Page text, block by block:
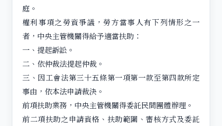
庭。
權利事項之勞資爭議，勞方當事人有下列情形之一
者，中央主管機關得給予適當扶助：
一、提起訴訟。
二、依仲裁法提起仲裁。
三、因工會法第三十五條第一項第一款至第四款所定
事由，依本法申請裁決。
前項扶助業務，中央主管機關得委託民間團體辦理。
前二項扶助之申請資格、扶助範圍、審核方式及委託